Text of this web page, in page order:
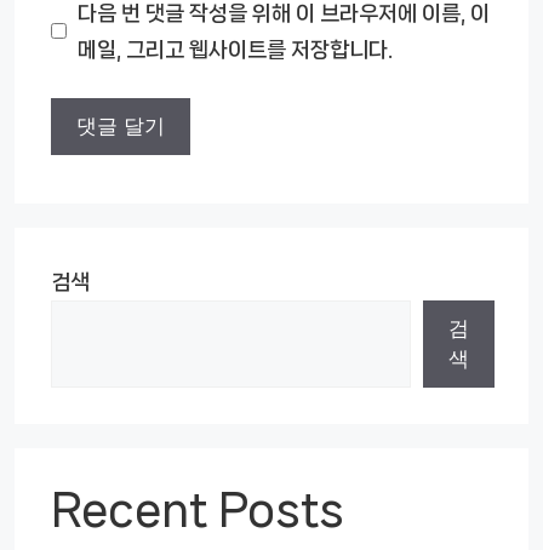
다음 번 댓글 작성을 위해 이 브라우저에 이름, 이
메일, 그리고 웹사이트를 저장합니다.
검색
검
색
Recent Posts